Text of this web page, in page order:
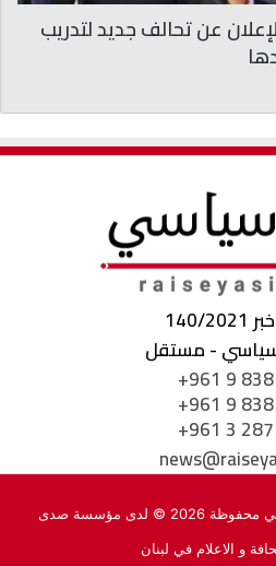
عن تحالف جديد لتدريب
سياسي - مستقل
+961 9
+961 9
+961 3
حقوق النشر لموقع رأي سياسي محفوظة 2026 © لدى مؤسسة صدى
و الاعلام في لبنان